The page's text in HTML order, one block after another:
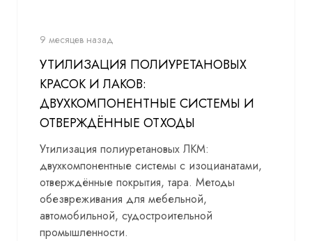
9 месяцев назад
УТИЛИЗАЦИЯ ПОЛИУРЕТАНОВЫХ
КРАСОК И ЛАКОВ:
ДВУХКОМПОНЕНТНЫЕ СИСТЕМЫ И
ОТВЕРЖДЁННЫЕ ОТХОДЫ
Утилизация полиуретановых ЛКМ:
двухкомпонентные системы с изоцианатами,
отверждённые покрытия, тара. Методы
обезвреживания для мебельной,
автомобильной, судостроительной
промышленности.